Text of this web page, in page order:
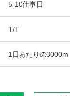
5-10仕事日
T/T
1日あたりの3000m